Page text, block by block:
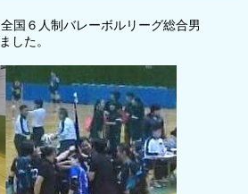
国６人制バレーボルリーグ総合男
した。